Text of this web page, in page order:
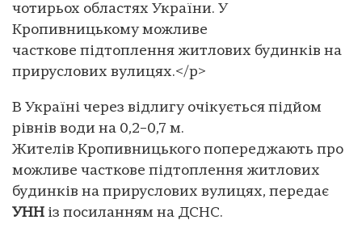
чотирьох областях України. У
Кропивницькому можливе
часткове підтоплення житлових будинків на
прируслових вулицях.</p>
В Україні через відлигу очікується підйом
рівнів води на 0,2–0,7 м.
Жителів Кропивницького попереджають про
можливе часткове підтоплення житлових
будинків на прируслових вулицях, передає
УНН із посиланням на ДСНС.